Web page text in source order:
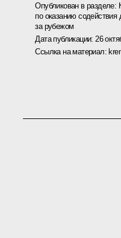
Опубликован в разделе:
по оказанию
за рубежом
Дата публикации: 26
Ссылка на материал: